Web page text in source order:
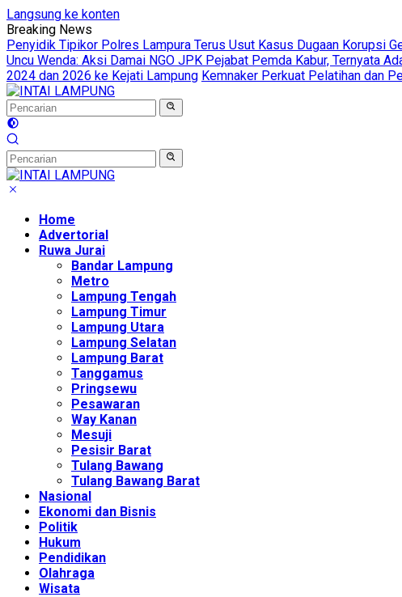
Langsung ke konten
Breaking News
Penyidik Tipikor Polres Lampura Terus Usut Kasus Dugaan Korupsi
Uncu Wenda: Aksi Damai NGO JPK Pejabat Pemda Kabur, Ternyata
2024 dan 2026 ke Kejati Lampung Kemnaker Perkuat Pelatihan dan
Home
Advertorial
Ruwa Jurai
Bandar Lampung
Metro
Lampung Tengah
Lampung Timur
Lampung Utara
Lampung Selatan
Lampung Barat
Tanggamus
Pringsewu
Pesawaran
Way Kanan
Mesuji
Pesisir Barat
Tulang Bawang
Tulang Bawang Barat
Nasional
Ekonomi dan Bisnis
Politik
Hukum
Pendidikan
Olahraga
Wisata